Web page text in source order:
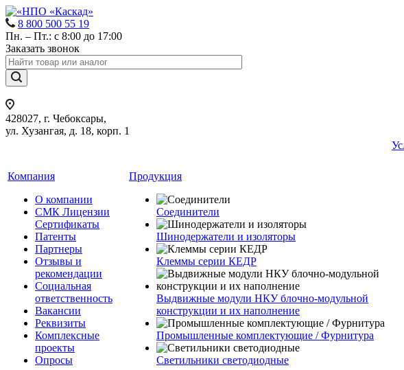
8 800 500 55 19
Пн. – Пт.: с 8:00 до 17:00
Заказать звонок
428027, г. Чебоксары,
ул. Хузангая, д. 18, корп. 1
Компания
О компании
СМК Лицензии
Сертификаты
Патенты
Партнеры
Отзывы и
рекомендации
Социальная
ответственность
Вакансии
Реквизиты
Комплексные
проекты
Опросы
Продукция
Соединители
Шинодержатели и изоляторы
Клеммы серии КЕДР
Выдвижные модули НКУ блочно-модульной
конструкции и их наполнение
Промышленные комплектующие / Фурнитура
Светильники светодиодные